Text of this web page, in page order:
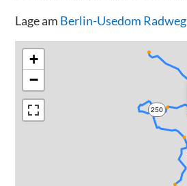
Lage am Berlin-Usedom Radweg
250
+
−